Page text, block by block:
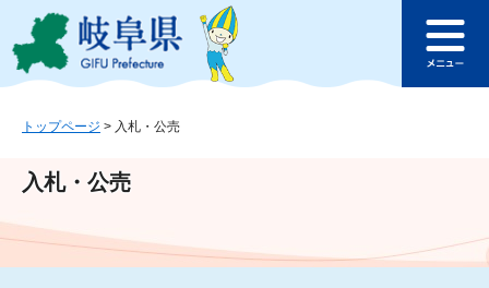
ジ
ュ
文
このページの本文へ
ュ
トップページ > 入札・公売
入札・公売